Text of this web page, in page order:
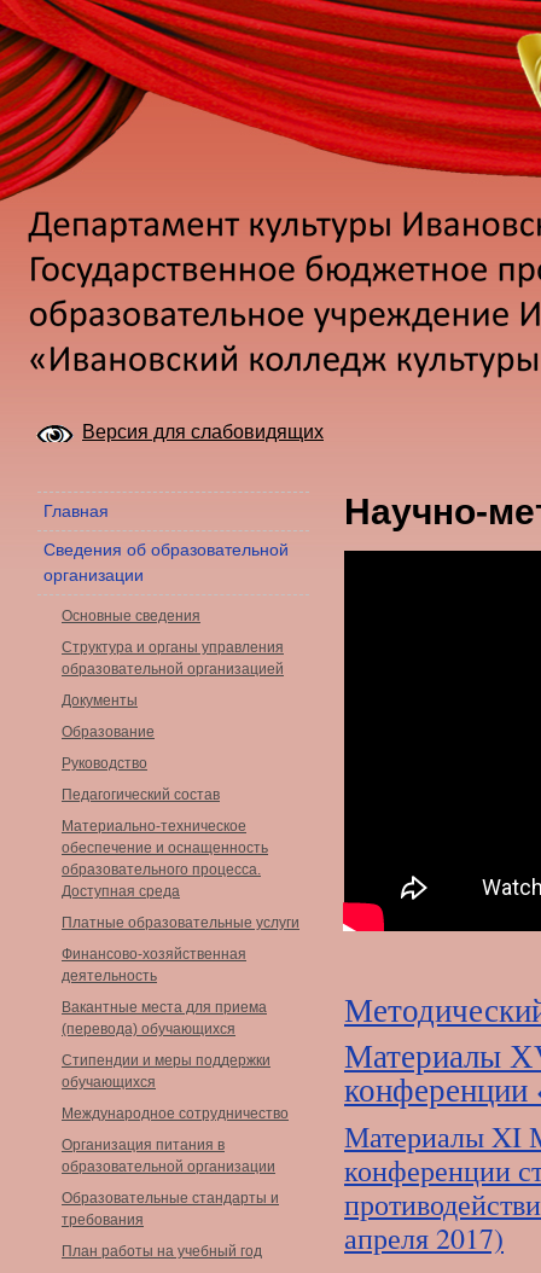
Версия для слабовидящих
Главная
Сведения об образовательной
организации
Основные сведения
Структура и органы управления
образовательной организацией
Документы
Образование
Руководство
Педагогический состав
Материально-техническое
обеспечение и оснащенность
образовательного процесса.
Доступная среда
Платные образовательные услуги
Финансово-хозяйственная
деятельность
Вакантные места для приема
(перевода) обучающихся
Стипендии и меры поддержки
обучающихся
Международное сотрудничество
Организация питания в
образовательной организации
Образовательные стандарты и
требования
План работы на учебный год
Научно-
Материалы
конференции
Материалы XI
конференции
апреля 2017)